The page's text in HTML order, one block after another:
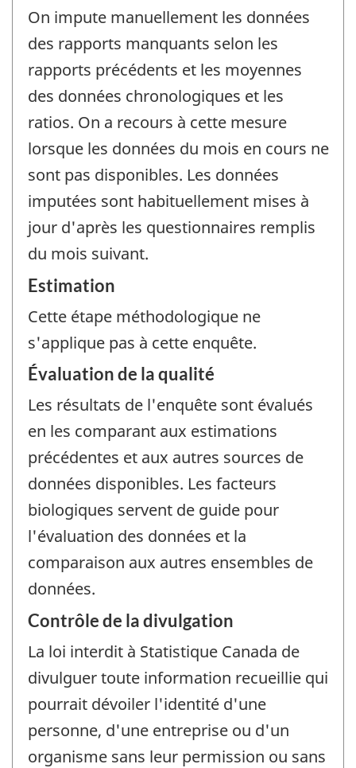
On impute manuellement les données
des rapports manquants selon les
rapports précédents et les moyennes
des données chronologiques et les
ratios. On a recours à cette mesure
lorsque les données du mois en cours ne
sont pas disponibles. Les données
imputées sont habituellement mises à
jour d'après les questionnaires remplis
du mois suivant.
Estimation
Cette étape méthodologique ne
s'applique pas à cette enquête.
Évaluation de la qualité
Les résultats de l'enquête sont évalués
en les comparant aux estimations
précédentes et aux autres sources de
données disponibles. Les facteurs
biologiques servent de guide pour
l'évaluation des données et la
comparaison aux autres ensembles de
données.
Contrôle de la divulgation
La loi interdit à Statistique Canada de
divulguer toute information recueillie qui
pourrait dévoiler l'identité d'une
personne, d'une entreprise ou d'un
organisme sans leur permission ou sans